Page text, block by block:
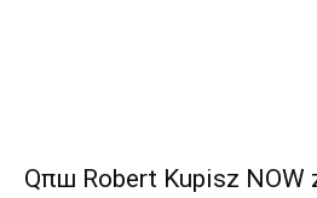
Qπш Robert Kupisz